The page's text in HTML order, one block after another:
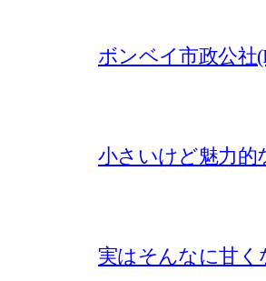
ボンベイ市政公社
小さいけど魅力的
実はそんなに甘く